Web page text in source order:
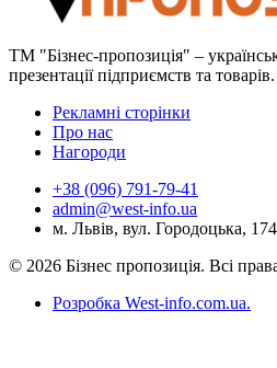
ТМ "Бізнес-пропозиція" –
презентації підприємств та товарів.
Рекламні сторінки
Про нас
Нагороди
+38 (096) 791-79-41
admin@west-info.ua
м. Львів, вул. Городоцька, 174
© 2026 Бізнес пропозиція. Всі
Розробка West-info.com.ua.